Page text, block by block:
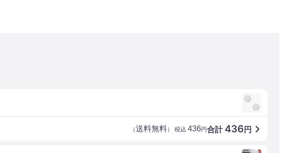
合計 436 円
（送料無料） 税込 436円